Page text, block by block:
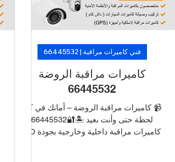
الأمان ما فيه تأجيل… خلّ الكاميرات تشتغل،
وارتاح!
كاميرات مراقبة الروضة
66445532
📹 كاميرات مراقبة الروضة – أمانك في كل
لحظة حتى وأنت بعيد 🏝️🔐66445532
كاميرات مراقبة داخلية وخارجية بجودة HD
فني كاميرات مراقبة | 66445532